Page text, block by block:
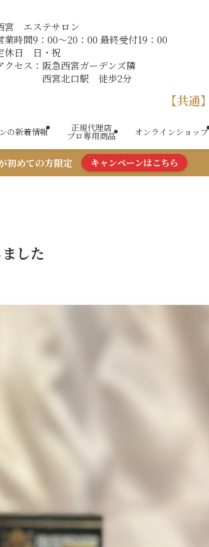
の新着情報 正規代理店
プロ専用商品 オンラインショップ
宮 エステサロン
業時間9：00～20：00 最終受付19：00
休日 日・祝
クセス：阪急西宮ガーデンズ隣
西宮北口駅 徒歩2分
【共通】
初めての方限定 キャンペーンはこちら
した